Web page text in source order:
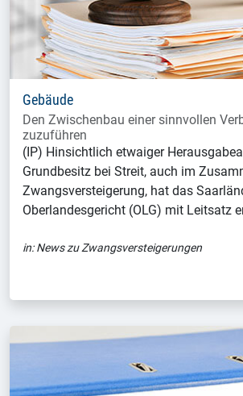
Gebäude
Den Zwischenbau einer sinnvollen
zuzuführen
(IP) Hinsichtlich etwaiger
Grundbesitz bei Streit, auch im
Zwangsversteigerung, hat das
Oberlandesgericht (OLG) mit Leitsatz
in:News zu Zwangsversteigerungen